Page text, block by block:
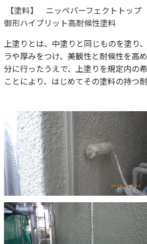
【塗料】 ニッペパーフェクトトッ
御形ハイブリット高耐候性塗料
上塗りとは、中塗りと同じものを塗り
ラや厚みをつけ、美観性と耐候性を高
分に行ったうえで、上塗りを規定内の
ことにより、 はじめてその塗料の持つ